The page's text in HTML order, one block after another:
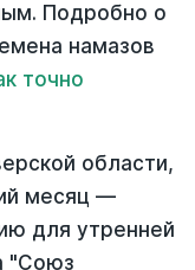
Подробно о
намазов
точно
области,
месяц —
для утренней
"Союз